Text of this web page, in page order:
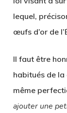
lequel,
œufs d’or de
Il faut être
habitués de
même
ajouter une